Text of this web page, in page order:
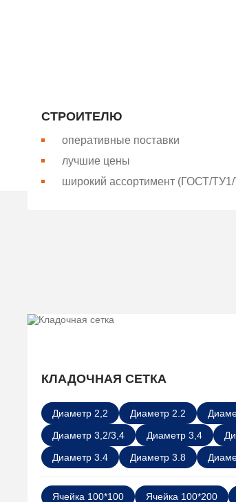
СТРОИТЕЛЮ
оперативные поставки
лучшие цены
широкий ассортимент (ГОСТ/
КЛАДОЧНАЯ СЕТКА
Диаметр 2,2 Диаметр 2.2
Диаметр 3,2/3,4
Диаметр 3,4
Диаметр 3.4
Диаметр 3.8
Ячейка 100*100 Ячейка 100*200